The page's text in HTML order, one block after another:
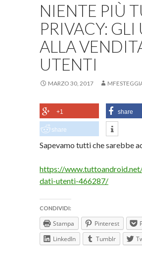
NIENTE PIÙ
PRIVACY:
ALLA
UTENTI
MARZO 30, 2017
+1 share
share
Sapevamo tutti che sarebbe
https://
dati-utenti-466287/
CONDIVIDI:
Stampa Pinterest
LinkedIn
Tumblr